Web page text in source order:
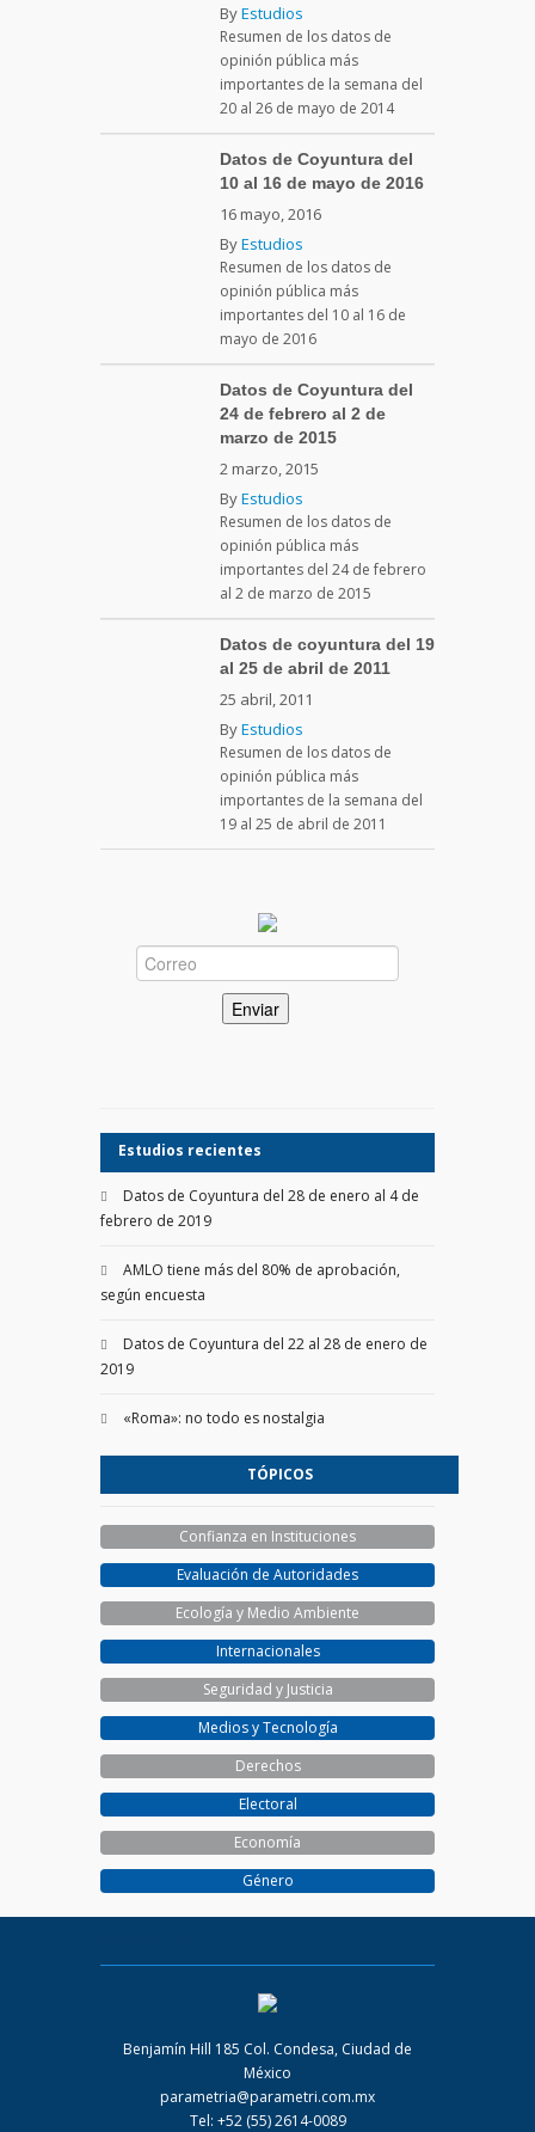
ByEstudios
Resumen de los datos de
opinión pública más
importantes de la semana del
20 al 26 de mayo de 2014
Datos de Coyuntura del
10 al 16 de mayo de 2016
16 mayo, 2016
ByEstudios
Resumen de los datos de
opinión pública más
importantes del 10 al 16 de
mayo de 2016
Datos de Coyuntura del
24 de febrero al 2 de
marzo de 2015
2 marzo, 2015
ByEstudios
Resumen de los datos de
opinión pública más
importantes del 24 de febrero
al 2 de marzo de 2015
Datos de coyuntura del 19
al 25 de abril de 2011
25 abril, 2011
ByEstudios
Resumen de los datos de
opinión pública más
importantes de la semana del
19 al 25 de abril de 2011
Estudios recientes
Datos de Coyuntura del 28 de enero al 4 de
febrero de 2019
AMLO tiene más del 80% de aprobación,
según encuesta
Datos de Coyuntura del 22 al 28 de enero de
2019
«Roma»: no todo es nostalgia
TÓPICOS
Confianza en Instituciones
Evaluación de Autoridades
Ecología y Medio Ambiente
Internacionales
Seguridad y Justicia
Medios y Tecnología
Derechos
Electoral
Economía
Género
Benjamín Hill 185 Col. Condesa, Ciudad de
México
parametria@parametri.com.mx
Tel: +52 (55) 2614-0089